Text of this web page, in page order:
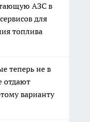
АЗС в
для
топлива
теперь не в
отдают
варианту